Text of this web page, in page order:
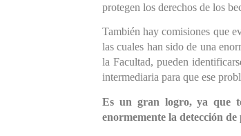
protegen los derechos de los
También hay comisiones que
las cuales han sido de una
la Facultad, pueden
intermediaria para que ese
Es un gran logro, ya que
enormemente la detección